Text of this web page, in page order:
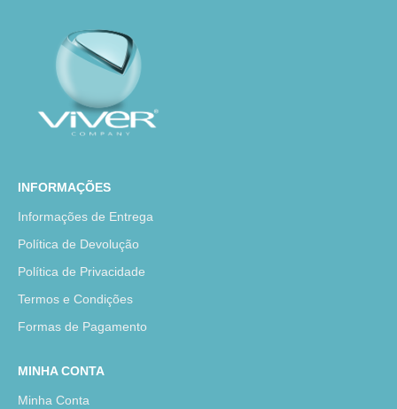
INFORMAÇÕES
Informações de Entrega
Política de Devolução
Política de Privacidade
Termos e Condições
Formas de Pagamento
MINHA CONTA
Minha Conta